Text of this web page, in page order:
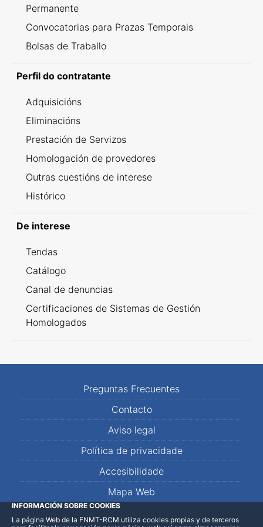
Permanente
Convocatorias para Prazas Temporais
Bolsas de Traballo
Perfil do contratante
Adquisicións
Eliminacións
Prestación de Servizos
Homologación de provedores
Outras cuestións de interese
Histórico
De interese
Tendas
Catálogo
Canal de denuncias
Certificaciones de Sistemas de Gestión
Homologados
Preguntas Frecuentes
Contacto
Aviso legal
Política de privacidade
Accesibilidade
Mapa Web
LinkedInFacebookWhatsApp
INFORMACIÓN SOBRE COOKIES
La página Web de la FNMT-RCM utiliza cookies propias y de terceros